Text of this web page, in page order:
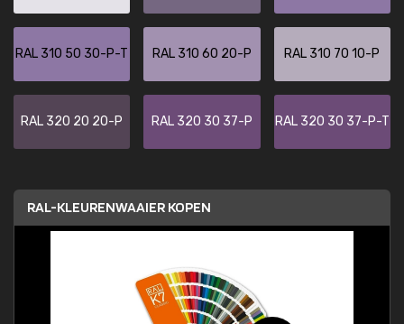
RAL 310 50 30-P-T RAL 310 60 20-P RAL 310 70 10-P
RAL 320 20 20-P RAL 320 30 37-P RAL 320 30 37-P-T
RAL-KLEURENWAAIER KOPEN